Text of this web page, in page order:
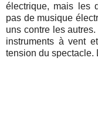
électrique, mais les
pas de musique
uns contre les
instruments à vent
tension du spectacle.